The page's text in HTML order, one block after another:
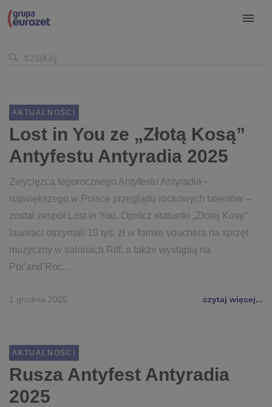
AKTUALNOŚCI
Lost in You ze „Złotą Kosą”
Antyfestu Antyradia 2025
Zwycięzcą tegorocznego Antyfestu Antyradia –
największego w Polsce przeglądu rockowych talentów –
został zespół Lost in You. Oprócz statuetki „Złotej Kosy”
laureaci otrzymali 10 tys. zł w formie vouchera na sprzęt
muzyczny w salonach Riff, a także wystąpią na
Pol’and’Roc...
1 grudnia 2025 czytaj więcej...
AKTUALNOŚCI
Rusza Antyfest Antyradia
2025